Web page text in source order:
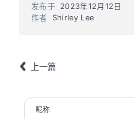
作者 Shirley Lee
发布于 2023年12月12日
上一篇
昵称